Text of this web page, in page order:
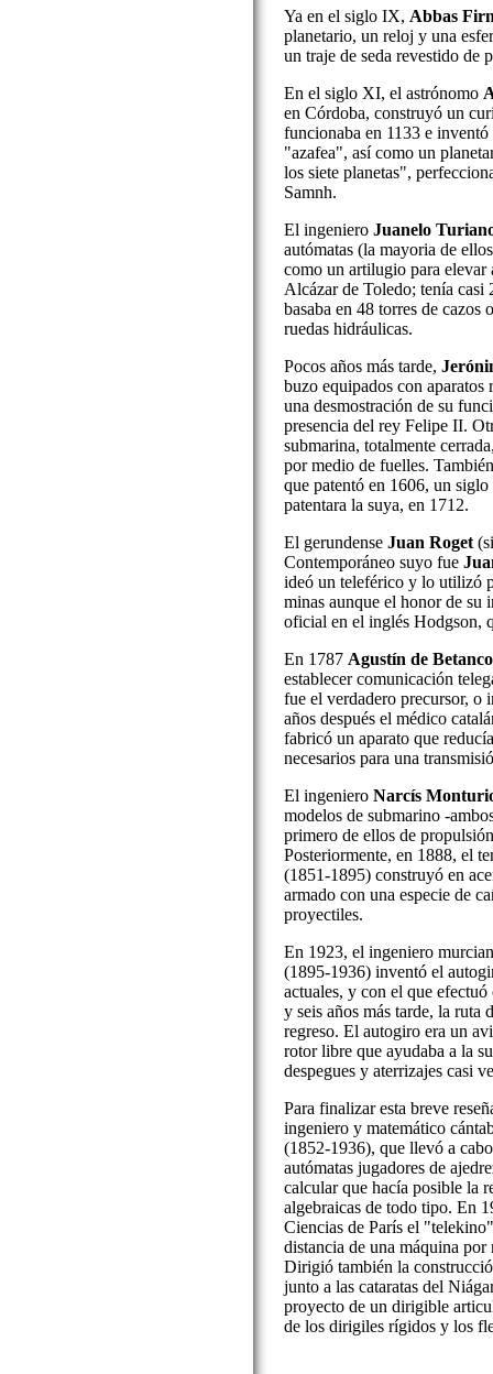
Ya en el siglo IX, Abbas
planetario, un reloj y una
un traje de seda revestido de
En el siglo XI, el astrónomo
en Córdoba, construyó un
funcionaba en 1133 e
"azafea", así como un
los siete planetas",
Samnh.
El ingeniero Juanelo
autómatas (la mayoria de
como un artilugio para elevar
Alcázar de Toledo; tenía casi
basaba en 48 torres de cazos
ruedas hidráulicas.
Pocos años más tarde,
buzo equipados con
una desmostración de su
presencia del rey Felipe II.
submarina, totalmente
por medio de fuelles.
que patentó en 1606, un
patentara la suya, en 1712.
El gerundense Juan Roget
Contemporáneo suyo fue
ideó un teleférico y lo utilizó
minas aunque el honor de su
oficial en el inglés Hodgson,
En 1787 Agustín de
establecer comunicación
fue el verdadero precursor, o
años después el médico
fabricó un aparato que
necesarios para una
El ingeniero Narcís
modelos de submarino -
primero de ellos de
Posteriormente, en 1888, el
(1851-1895) construyó en
armado con una especie de
proyectiles.
En 1923, el ingeniero
(1895-1936) inventó el
actuales, y con el que
y seis años más tarde, la ruta
regreso. El autogiro era un
rotor libre que ayudaba a la
despegues y aterrizajes casi
Para finalizar esta breve
ingeniero y matemático
(1852-1936), que llevó a
autómatas jugadores de
calcular que hacía posible la
algebraicas de todo tipo. En
Ciencias de París el
distancia de una máquina por
Dirigió también la
junto a las cataratas del
proyecto de un dirigible
de los dirigiles rígidos y los